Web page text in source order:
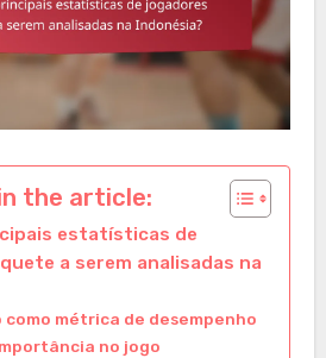
the article:
estatísticas de
a serem analisadas na
como métrica de desempenho
no jogo